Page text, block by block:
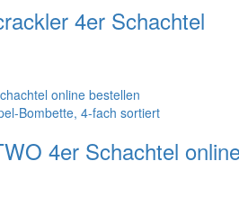
4er Schachtel
Bombette, 4-fach sortiert
4er Schachtel